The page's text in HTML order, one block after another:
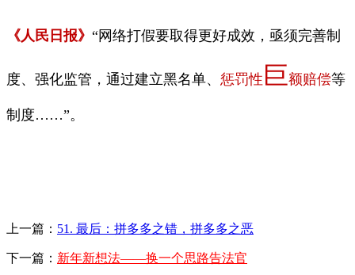
《人民日报》 “网络打假要取得更好成效，亟须完善制
度、强化监管，通过建立黑名单、 惩罚性 巨额赔偿等
制度……”。
上一篇： 51. 最后：拼多多之错，拼多多之恶
下一篇： 新年新想法——换一个思路告法官